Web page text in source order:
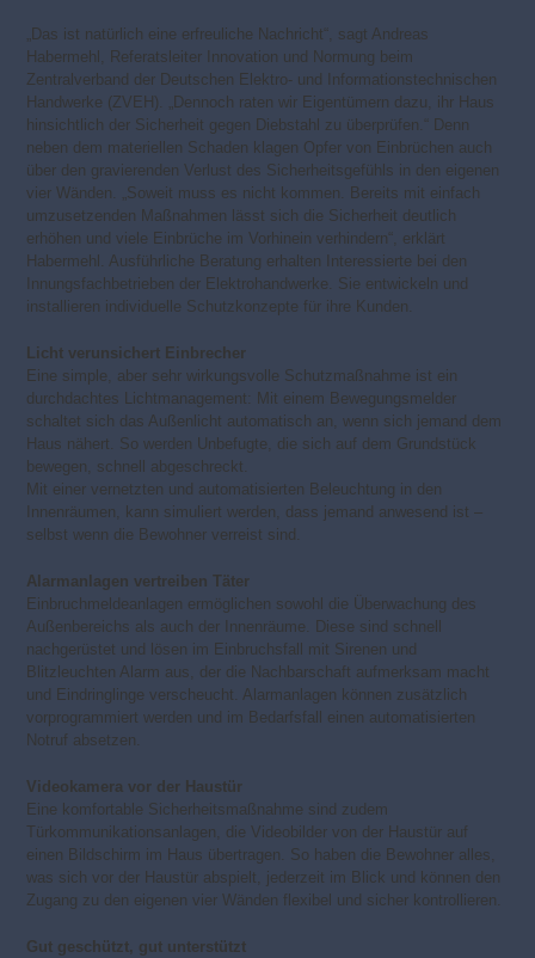
„Das ist natürlich eine erfreuliche Nachricht“, sagt Andreas
Habermehl, Referatsleiter Innovation und Normung beim
Zentralverband der Deutschen Elektro- und Informationstechnischen
Handwerke (ZVEH). „Dennoch raten wir Eigentümern dazu, ihr Haus
hinsichtlich der Sicherheit gegen Diebstahl zu überprüfen.“ Denn
neben dem materiellen Schaden klagen Opfer von Einbrüchen auch
über den gravierenden Verlust des Sicherheitsgefühls in den eigenen
vier Wänden. „Soweit muss es nicht kommen. Bereits mit einfach
umzusetzenden Maßnahmen lässt sich die Sicherheit deutlich
erhöhen und viele Einbrüche im Vorhinein verhindern“, erklärt
Habermehl. Ausführliche Beratung erhalten Interessierte bei den
Innungsfachbetrieben der Elektrohandwerke. Sie entwickeln und
installieren individuelle Schutzkonzepte für ihre Kunden.
Licht verunsichert Einbrecher
Eine simple, aber sehr wirkungsvolle Schutzmaßnahme ist ein
durchdachtes Lichtmanagement: Mit einem Bewegungsmelder
schaltet sich das Außenlicht automatisch an, wenn sich jemand dem
Haus nähert. So werden Unbefugte, die sich auf dem Grundstück
bewegen, schnell abgeschreckt.
Mit einer vernetzten und automatisierten Beleuchtung in den
Innenräumen, kann simuliert werden, dass jemand anwesend ist –
selbst wenn die Bewohner verreist sind.
Alarmanlagen vertreiben Täter
Einbruchmeldeanlagen ermöglichen sowohl die Überwachung des
Außenbereichs als auch der Innenräume. Diese sind schnell
nachgerüstet und lösen im Einbruchsfall mit Sirenen und
Blitzleuchten Alarm aus, der die Nachbarschaft aufmerksam macht
und Eindringlinge verscheucht. Alarmanlagen können zusätzlich
vorprogrammiert werden und im Bedarfsfall einen automatisierten
Notruf absetzen.
Videokamera vor der Haustür
Eine komfortable Sicherheitsmaßnahme sind zudem
Türkommunikationsanlagen, die Videobilder von der Haustür auf
einen Bildschirm im Haus übertragen. So haben die Bewohner alles,
was sich vor der Haustür abspielt, jederzeit im Blick und können den
Zugang zu den eigenen vier Wänden flexibel und sicher kontrollieren.
Gut geschützt, gut unterstützt